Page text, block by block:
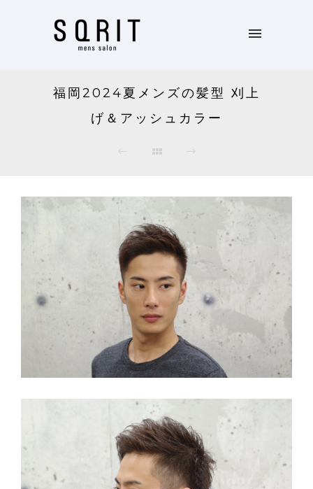
福岡2024夏メンズの髪型 刈上
げ＆アッシュカラー